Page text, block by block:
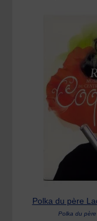
Polka du père
Polka du